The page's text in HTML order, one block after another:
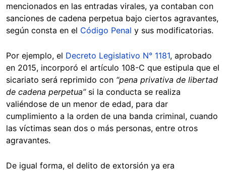
mencionados en las entradas virales, ya contaban con
sanciones de cadena perpetua bajo ciertos agravantes,
según consta en el Código Penal y sus modificatorias.
Por ejemplo, el Decreto Legislativo N° 1181, aprobado
en 2015, incorporó el artículo 108-C que estipula que el
sicariato será reprimido con “pena privativa de libertad
de cadena perpetua”si la conducta se realiza
valiéndose de un menor de edad, para dar
cumplimiento a la orden de una banda criminal, cuando
las víctimas sean dos o más personas, entre otros
agravantes.
De igual forma, el delito de extorsión ya era